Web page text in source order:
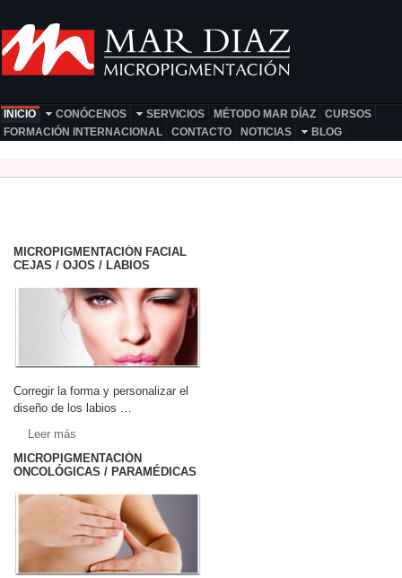
INICIO CONÓCENOS SERVICIOS MÉTODO MAR DÍAZ
CURSOS
FORMACIÓN INTERNACIONAL
CONTACTO NOTICIAS BLOG
MICROPIGMENTACIÓN FACIAL
CEJAS / OJOS / LABIOS
Corregir la forma y personalizar el
diseño de los labios …
Leer más
MICROPIGMENTACIÓN
ONCOLÓGICAS / PARAMÉDICAS